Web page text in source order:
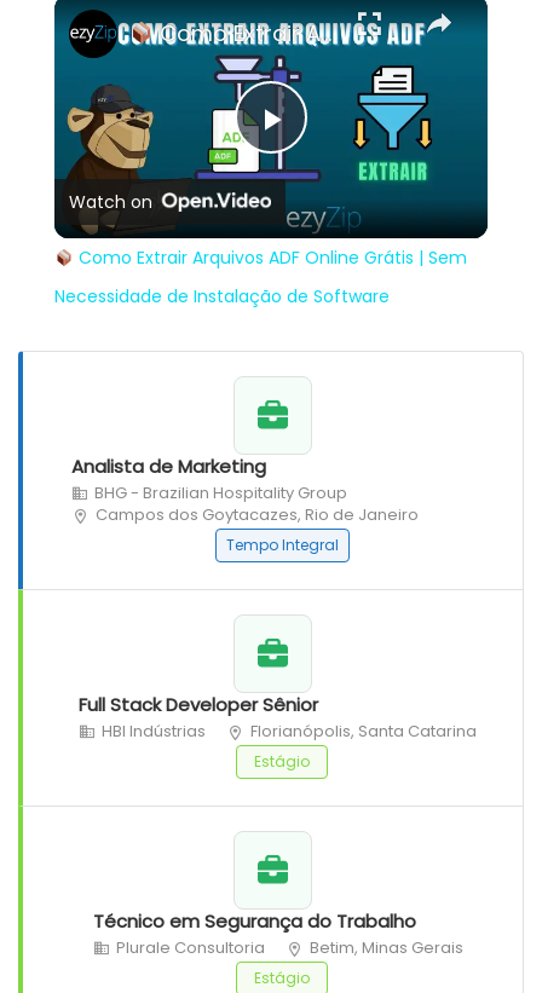
Play
Video
Como Extrair Arquivos ADF Online Grátis | Sem Necessidade de Instalação de Software
Watch on
Como Extrair Arquivos ADF Online Grátis | Sem
Necessidade de Instalação de Software
Analista de Marketing
BHG - Brazilian Hospitality Group
Campos dos Goytacazes, Rio de Janeiro
Tempo Integral
Full Stack Developer Sênior
HBI Indústrias Florianópolis, Santa Catarina
Estágio
Técnico em Segurança do Trabalho
Plurale Consultoria Betim, Minas Gerais
Estágio